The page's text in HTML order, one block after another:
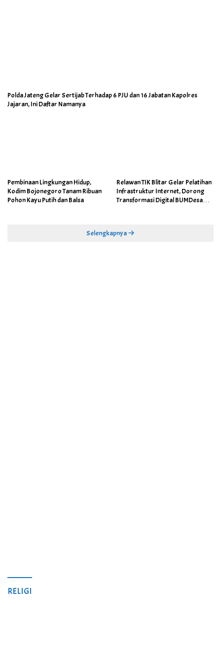
Polda Jateng Gelar Sertijab Terhadap 6 PJU dan 16 Jabatan Kapolres
Jajaran, Ini Daftar Namanya
Pembinaan Lingkungan Hidup,
Kodim Bojonegoro Tanam Ribuan
Pohon Kayu Putih dan Balsa
Relawan TIK Blitar Gelar Pelatihan
Infrastruktur Internet, Dorong
Transformasi Digital BUMDesa
Selengkapnya
RELIGI